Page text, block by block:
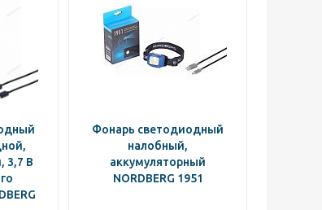
3,7 В
Фонарь светодиодный
налобный,
аккумуляторный
NORDBERG 1951